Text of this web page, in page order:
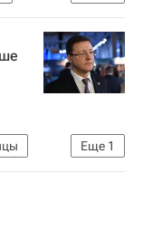
Еще 1